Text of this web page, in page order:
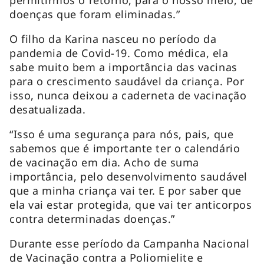
doenças que foram eliminadas.”
O filho da Karina nasceu no período da
pandemia de Covid-19. Como médica, ela
sabe muito bem a importância das vacinas
para o crescimento saudável da criança. Por
isso, nunca deixou a caderneta de vacinação
desatualizada.
“Isso é uma segurança para nós, pais, que
sabemos que é importante ter o calendário
de vacinação em dia. Acho de suma
importância, pelo desenvolvimento saudável
que a minha criança vai ter. E por saber que
ela vai estar protegida, que vai ter anticorpos
contra determinadas doenças.”
Durante esse período da Campanha Nacional
de Vacinação contra a Poliomielite e